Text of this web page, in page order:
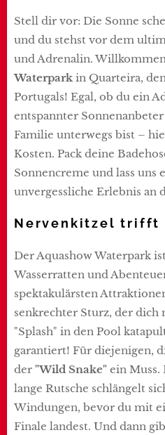
Stell dir vor: Die Sonne
und du stehst vor dem
und Adrenalin.
Waterpark in Quarteira,
Portugals! Egal, ob du ein
entspannter
Familie unterwegs bist –
Kosten. Pack deine
Sonnencreme und lass uns
unvergessliche Erlebnis an
Nervenkitzel trifft
Der Aquashow Waterpark
Wasserratten und
spektakulärsten
senkrechter Sturz, der
"Splash" in den Pool
garantiert! Für diejenigen,
der "Wild Snake" ein Muss.
lange Rutsche schlängelt
Windungen, bevor du mit
Finale landest. Und dann